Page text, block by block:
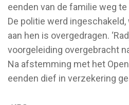
eenden van de familie weg te
De politie werd
aan hen is overgedragen.
voorgeleiding overgebracht
Na afstemming met het
eenden dief in verzekering